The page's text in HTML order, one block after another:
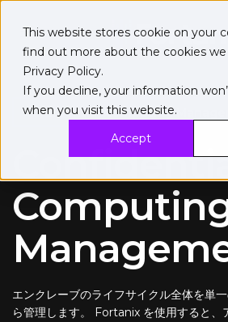
This website stores cookie on your
find out more about the cookies we
Privacy Policy.
If you decline, your information
when you visit this website.
Accept
Confidential Computing Manager
エンクレーブのライフサイクル全体を単
ら管理します。 Fortanix を使用すると、